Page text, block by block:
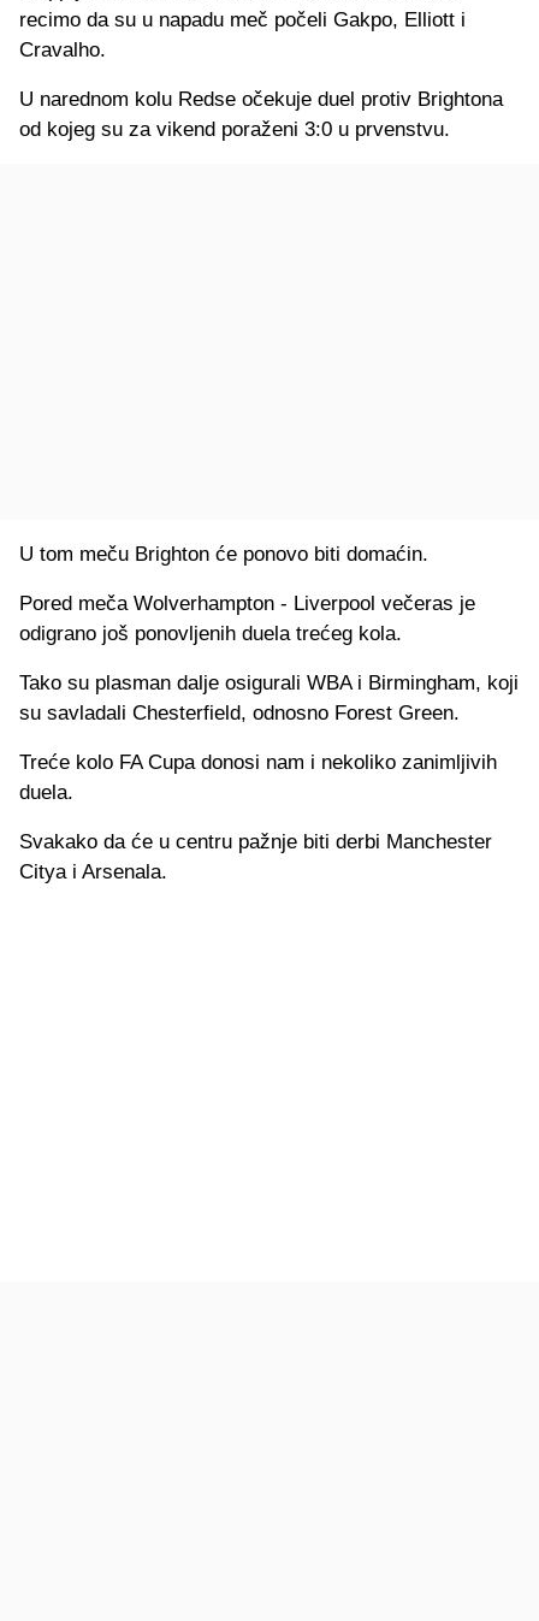
recimo da su u napadu meč počeli Gakpo, Elliott i
Cravalho.
U narednom kolu Redse očekuje duel protiv Brightona
od kojeg su za vikend poraženi 3:0 u prvenstvu.
U tom meču Brighton će ponovo biti domaćin.
Pored meča Wolverhampton - Liverpool večeras je
odigrano još ponovljenih duela trećeg kola.
Tako su plasman dalje osigurali WBA i Birmingham, koji
su savladali Chesterfield, odnosno Forest Green.
Treće kolo FA Cupa donosi nam i nekoliko zanimljivih
duela.
Svakako da će u centru pažnje biti derbi Manchester
Citya i Arsenala.